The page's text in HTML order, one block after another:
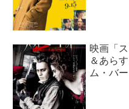
映画「
＆あら
ム・バ